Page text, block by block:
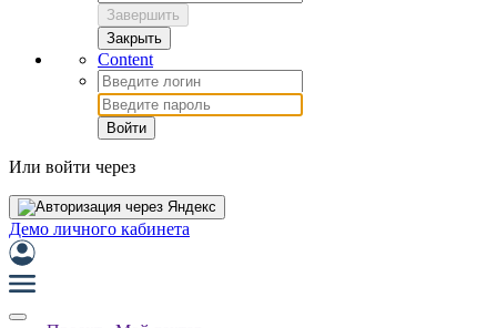
Завершить
Закрыть
Content
Войти
Или войти через
Демо личного кабинета